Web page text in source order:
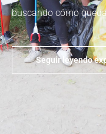
buscando cómo
Seguir leyendo